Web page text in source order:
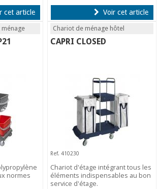
cet article Voir cet article
ménage
normes
Chariot de ménage hôtel
CAPRI CLOSED
Ref. 410230
Chariot d'étage intégrant tous les
éléments indispensables au bon
service d'étage.